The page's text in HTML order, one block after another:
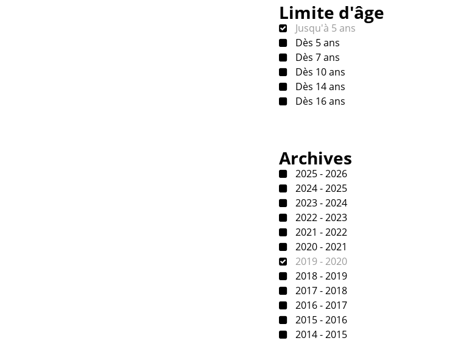
Limite d'âge
Jusqu'à 5 ans
Dès 5 ans
Dès 7 ans
Dès 10 ans
Dès 14 ans
Dès 16 ans
Archives
2025 - 2026
2024 - 2025
2023 - 2024
2022 - 2023
2021 - 2022
2020 - 2021
2019 - 2020
2018 - 2019
2017 - 2018
2016 - 2017
2015 - 2016
2014 - 2015